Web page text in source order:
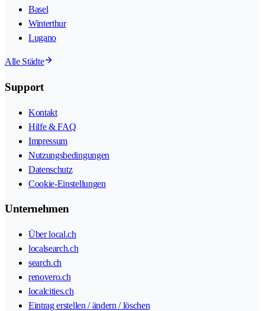
Basel
Winterthur
Lugano
Alle Städte
Support
Kontakt
Hilfe & FAQ
Impressum
Nutzungsbedingungen
Datenschutz
Cookie-Einstellungen
Unternehmen
Über local.ch
localsearch.ch
search.ch
renovero.ch
localcities.ch
Eintrag erstellen / ändern / löschen